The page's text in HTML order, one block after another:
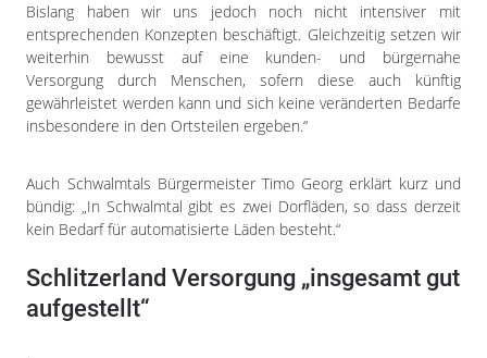
Bislang haben wir uns jedoch noch nicht intensiver mit
entsprechenden Konzepten beschäftigt. Gleichzeitig setzen wir
weiterhin bewusst auf eine kunden- und bürgernahe
Versorgung durch Menschen, sofern diese auch künftig
gewährleistet werden kann und sich keine veränderten Bedarfe
insbesondere in den Ortsteilen ergeben.“
Auch Schwalmtals Bürgermeister Timo Georg erklärt kurz und
bündig: „In Schwalmtal gibt es zwei Dorfläden, so dass derzeit
kein Bedarf für automatisierte Läden besteht.“
Schlitzerland Versorgung „insgesamt gut
aufgestellt“